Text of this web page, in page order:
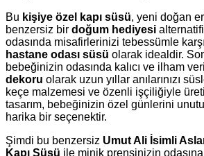
Bu kişiye özel kapı süsü, yeni doğan
benzersiz bir doğum hediyesi
odasında misafirlerinizi tebessümle
hastane odası süsü olarak idealdir.
bebeğinizin odasında kalıcı ve ilham
dekoru olarak uzun yıllar anılarınızı
keçe malzemesi ve özenli işçiliğiyle
tasarım, bebeğinizin özel günlerini
harika bir seçenektir.
Şimdi bu benzersiz Umut Ali İsimli
Kapı Süsü ile minik prensinizin